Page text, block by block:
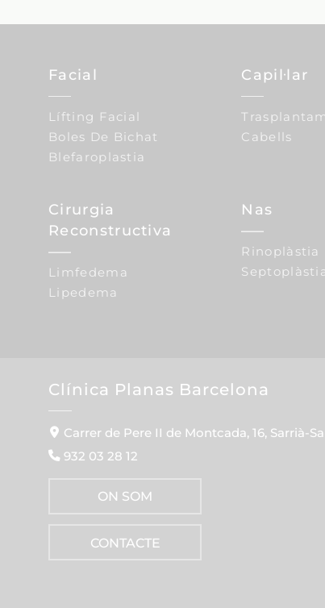
Facial
Lífting Facial
Boles De Bichat
Blefaroplastia
Cirurgia
Reconstructiva
Limfedema
Lipedema
Capil·lar
Cabells
Nas
Rinoplàstia
Septoplàstia
Clínica Planas Barcelona
Carrer de Pere II de Montcada, 16, Sarrià-
932 03 28 12
ON SOM
CONTACTE